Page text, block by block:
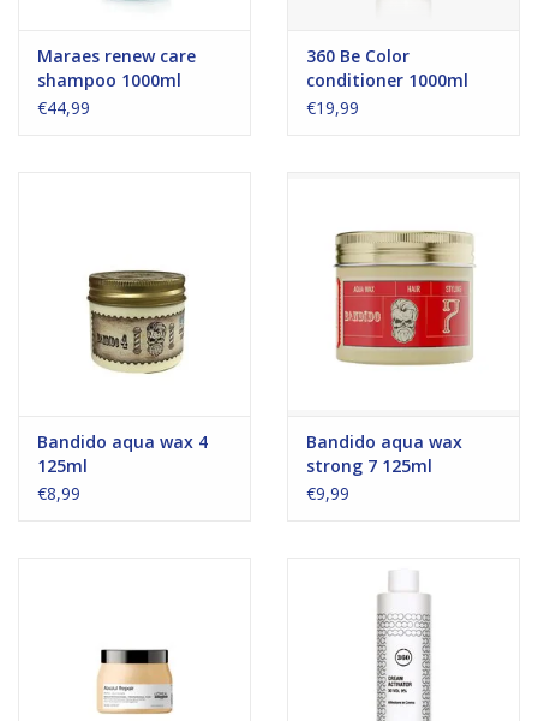
Maraes renew care
shampoo 1000ml
€44,99
360 Be Color
conditioner 1000ml
€19,99
Bandido aqua wax 4
125ml
€8,99
Bandido aqua wax
strong 7 125ml
€9,99